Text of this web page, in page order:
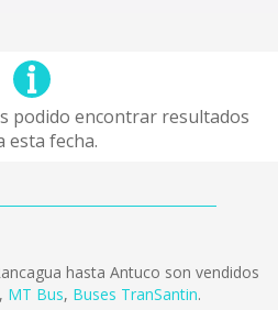
podido encontrar resultados
esta fecha.
hasta Antuco son vendidos
, MT Bus, Buses TranSantin.